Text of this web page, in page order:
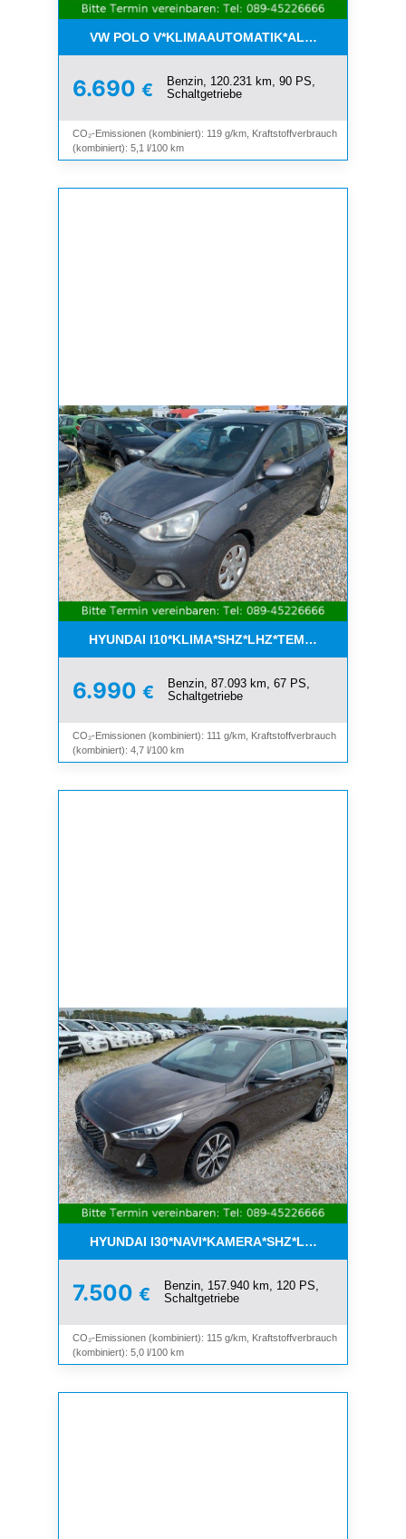
VW POLO
6.690 €
Benzin, 120.231 km, 90 PS,
Schaltgetriebe
CO₂-Emissionen (kombiniert): 119 g/km, Kraftstoffverbrauch
(kombiniert): 5,1 l/100 km
HYUNDAI
6.990 €
Benzin, 87.093 km, 67 PS,
Schaltgetriebe
CO₂-Emissionen (kombiniert): 111 g/km, Kraftstoffverbrauch
(kombiniert): 4,7 l/100 km
HYUNDAI
7.500 €
Benzin, 157.940 km, 120 PS,
Schaltgetriebe
CO₂-Emissionen (kombiniert): 115 g/km, Kraftstoffverbrauch
(kombiniert): 5,0 l/100 km